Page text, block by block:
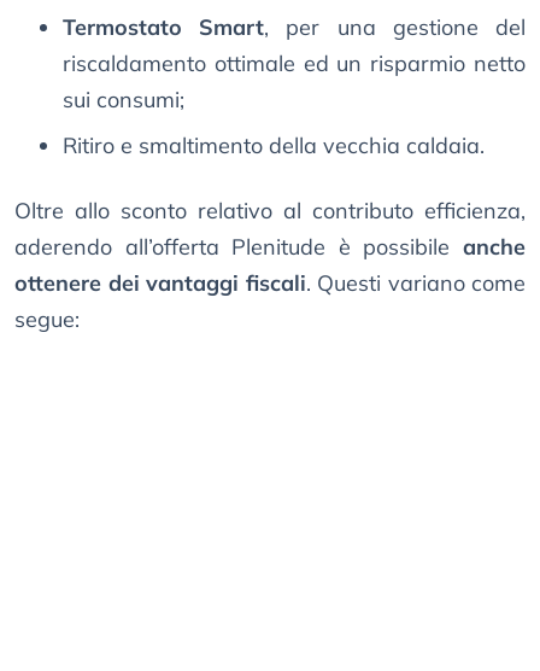
Termostato Smart, per una gestione del
riscaldamento ottimale ed un risparmio netto
sui consumi;
Ritiro e smaltimento della vecchia caldaia.
Oltre allo sconto relativo al contributo efficienza,
aderendo all’offerta Plenitude è possibile anche
ottenere dei vantaggi fiscali. Questi variano come
segue: